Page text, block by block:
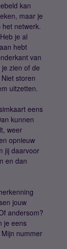
kan
maar je
netwerk.
je al
hebt
van
zien of de
storen
uitzetten.
eens
kunnen
weer
opnieuw
jij daarvoor
en dan
jouw
andersom?
je eens
nummer